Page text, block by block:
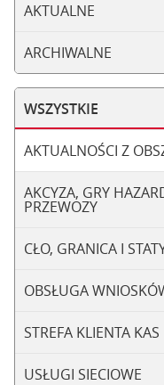
AKTUALNE
ARCHIWALNE
WSZYSTKIE
AKTUALNOŚCI Z
AKCYZA, GRY
PRZEWOZY
CŁO, GRANICA I
OBSŁUGA
STREFA KLIENTA KAS
USŁUGI SIECIOWE